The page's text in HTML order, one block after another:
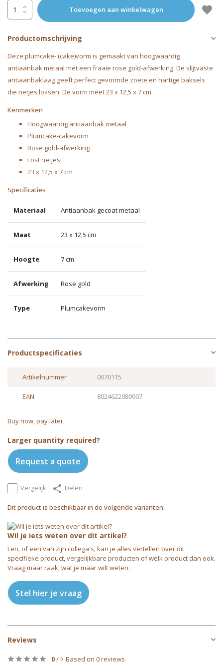
Toevoegen aan winkelwagen
Productomschrijving
Deze plumcake- (cake)vorm is gemaakt van hoogwaardig
antiaanbak metaal met een fraaie rose gold-afwerking. De slijtvaste
antiaanbaklaag geeft perfect gevormde zoete en hartige baksels
die netjes lossen. De vorm meet 23 x 12,5 x 7 cm.
Kenmerken
Hoogwaardig antiaanbak metaal
Plumcake-cakevorm
Rose gold-afwerking
Lost netjes
23 x 12,5 x 7 cm
Specificaties
Materiaal Antiaanbak gecoat metaal
Maat 23 x 12,5 cm
Hoogte 7 cm
Afwerking Rose gold
Type Plumcakevorm
Productspecificaties
Artikelnummer 0070115
EAN 8024622080907
Buy now, pay later
Larger quantity required?
Request a quote
Vergelijk Delen
Dit product is beschikbaar in de volgende varianten:
Wil je iets weten over dit artikel?
Len, of een van zijn collega's, kan je alles vertellen over dit
specifieke product, vergelijkbare producten of welk product dan ook.
Vraag maar raak, wat je maar wilt weten.
Stel hier je vraag
Reviews
0/ 5 Based on 0 reviews